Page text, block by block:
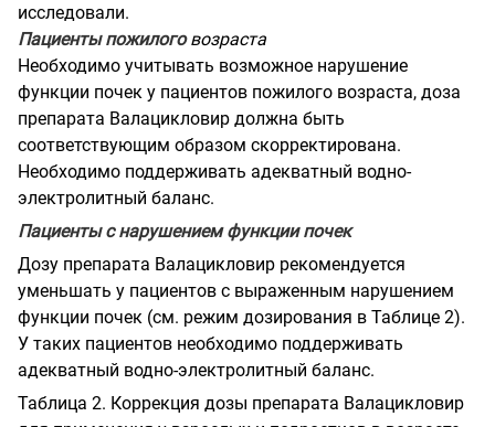
исследовали.
Пациенты пожилоговозраста
Необходимо учитывать возможное нарушение
функции почек у пациентов пожилого возраста, доза
препарата Валацикловир должна быть
соответствующим образом скорректирована.
Необходимо поддерживать адекватный водно-
электролитный баланс.
Пациенты с нарушением функции почек
Дозу препарата Валацикловир рекомендуется
уменьшать у пациентов с выраженным нарушением
функции почек (см. режим дозирования в Таблице 2).
У таких пациентов необходимо поддерживать
адекватный водно-электролитный баланс.
Таблица 2. Коррекция дозы препарата Валацикловир